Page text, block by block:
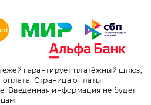
гарантирует платёжный шлюз,
Страница оплаты
Введенная информация не будет